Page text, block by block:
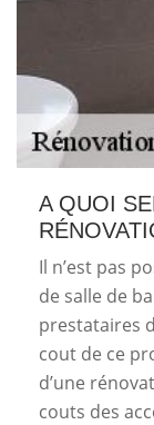
A QUOI
Il n’est pas
de salle de
prestataires
cout de ce
d’une
couts des